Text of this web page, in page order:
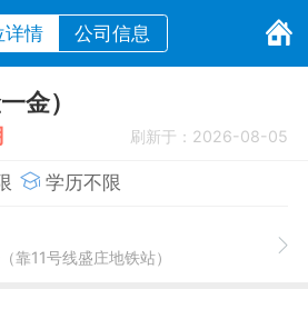
详情 公司信息
金）
刷新于：2026-08-05
学历不限
靠11号线盛庄地铁站）